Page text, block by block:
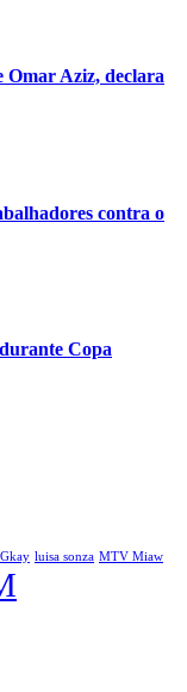
Omar Aziz, declara
contra o
Copa
Gkay luisa sonza MTV Miaw